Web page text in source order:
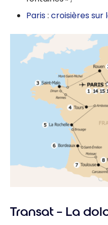
Paris: croisières sur
Transat – La